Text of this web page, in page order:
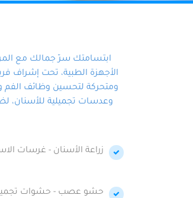
ابتسامتك سرّ جمالك مع
الأجهزة الطبية، تحت إشراف
ومتحركة لتحسين وظائف الفم
وعدسات تجميلية للأسنان،
زراعة الأسنان - غرسات
حشو عصب - حشوات